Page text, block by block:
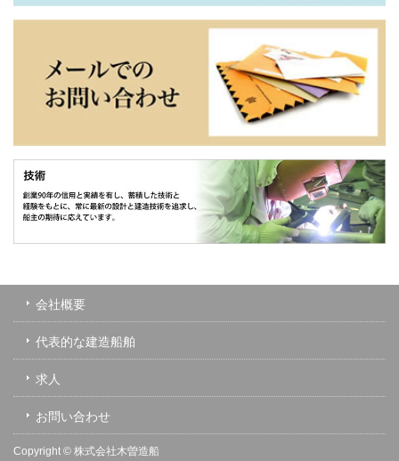
会社概要
代表的な建造船舶
求人
お問い合わせ
Copyright © 株式会社木曽造船